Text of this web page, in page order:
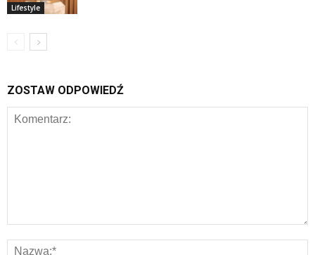
Lifestyle
ZOSTAW ODPOWIEDŹ